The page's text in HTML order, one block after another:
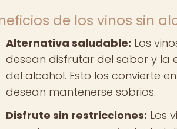
de los vinos sin
Alternativa saludable: Los
desean disfrutar del sabor y la
del alcohol. Esto los convierte
desean mantenerse sobrios.
Disfrute sin restricciones: Los